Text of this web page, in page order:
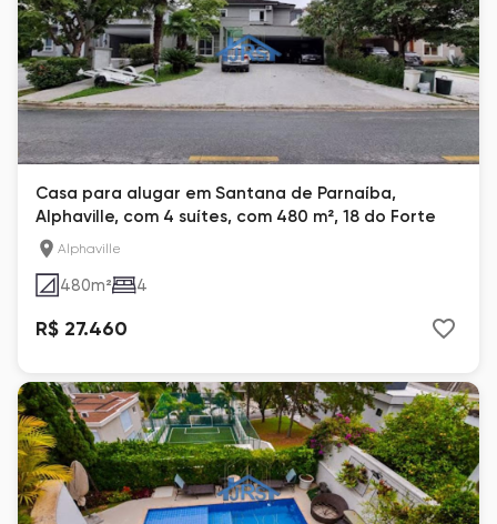
Casa para alugar em Santana de Parnaíba,
Alphaville, com 4 suítes, com 480 m², 18 do Forte
Alphaville
480m² 4
R$ 27.460